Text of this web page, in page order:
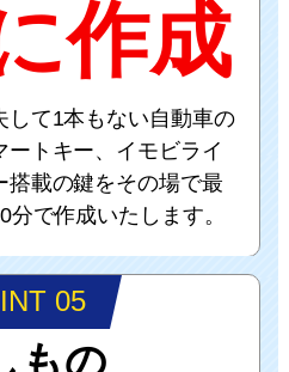
作成
して1本もない自動車の
ートキー、イモビライ
搭載の鍵をその場で最
分で作成いたします。
05
もの